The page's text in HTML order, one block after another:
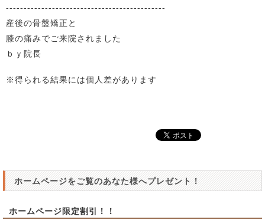
---------------------------------------------
産後の骨盤矯正と
膝の痛みでご来院されました
ｂｙ院長
※得られる結果には個人差があります
ホームページをご覧のあなた様へプレゼント！
ホームページ限定割引！！